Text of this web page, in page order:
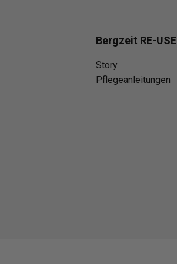
Bergzeit RE-USE
Story
Pflegeanleitungen